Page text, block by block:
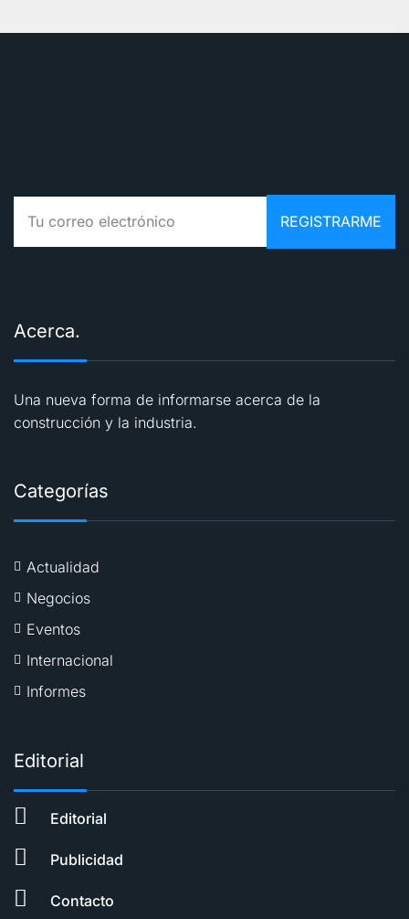
Acerca.
Una nueva forma de informarse acerca de la
construcción y la industria.
Categorías
Actualidad
Negocios
Eventos
Internacional
Informes
Editorial
Editorial
Publicidad
Contacto